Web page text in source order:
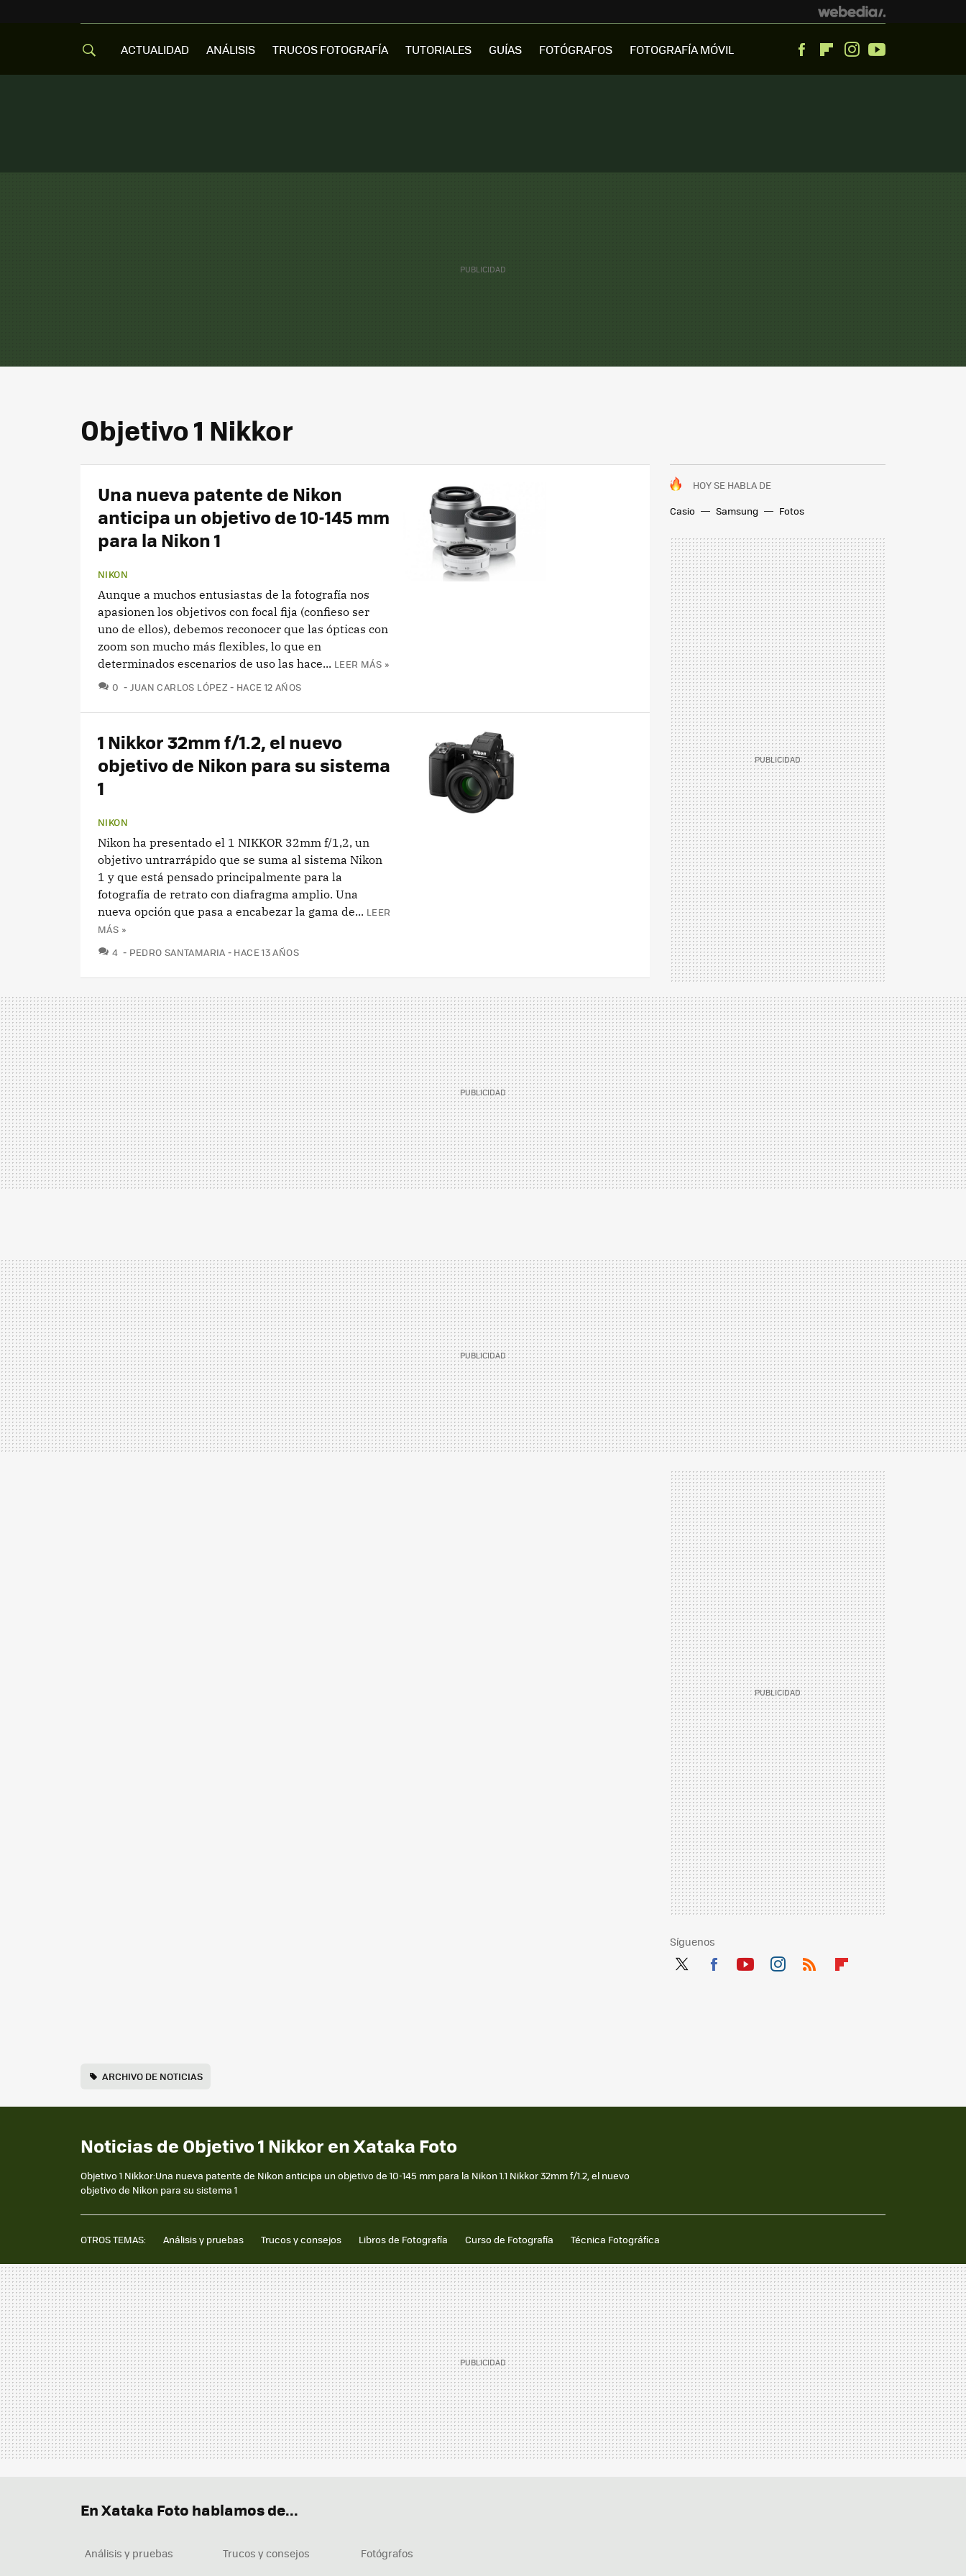
ACTUALIDAD ANÁLISIS TRUCOS FOTOGRAFÍA TUTORIALES GUÍAS FOTÓGRAFOS FOTOGRAFÍA MÓVIL FacebookFlipboardInstagram
Objetivo 1 Nikkor
HOY SE HABLA DE
Casio
Samsung Fotos
Una nueva patente de Nikon
anticipa un objetivo de 10-145 mm
para la Nikon 1
NIKON
Aunque a muchos entusiastas de la fotografía nos
apasionen los objetivos con focal fija (confieso ser
uno de ellos), debemos reconocer que las ópticas con
zoom son mucho más flexibles, lo que en
determinados escenarios de uso las hace... LEER MÁS »
0 COMENTARIOS
JUAN CARLOS LÓPEZ HACE 12 AÑOS
1 Nikkor 32mm f/1.2, el nuevo
objetivo de Nikon para su sistema
1
NIKON
Nikon ha presentado el 1 NIKKOR 32mm f/1,2, un
objetivo untrarrápido que se suma al sistema Nikon
1 y que está pensado principalmente para la
fotografía de retrato con diafragma amplio. Una
nueva opción que pasa a encabezar la gama de... LEER
MÁS »
4 COMENTARIOS
PEDRO SANTAMARIA HACE 13 AÑOS
Síguenos
ARCHIVO DE NOTICIAS
Noticias de Objetivo 1 Nikkor en Xataka Foto
Objetivo 1 Nikkor:Una nueva patente de Nikon anticipa un objetivo de 10-145 mm para la Nikon 1.1 Nikkor 32mm f/1.2, el nuevo
objetivo de Nikon para su sistema 1
OTROS TEMAS: Análisis y pruebas Trucos y consejos Libros de Fotografía Curso de Fotografía Técnica Fotográfica
En Xataka Foto hablamos de...
Análisis y pruebas Trucos y consejos
Fotógrafos